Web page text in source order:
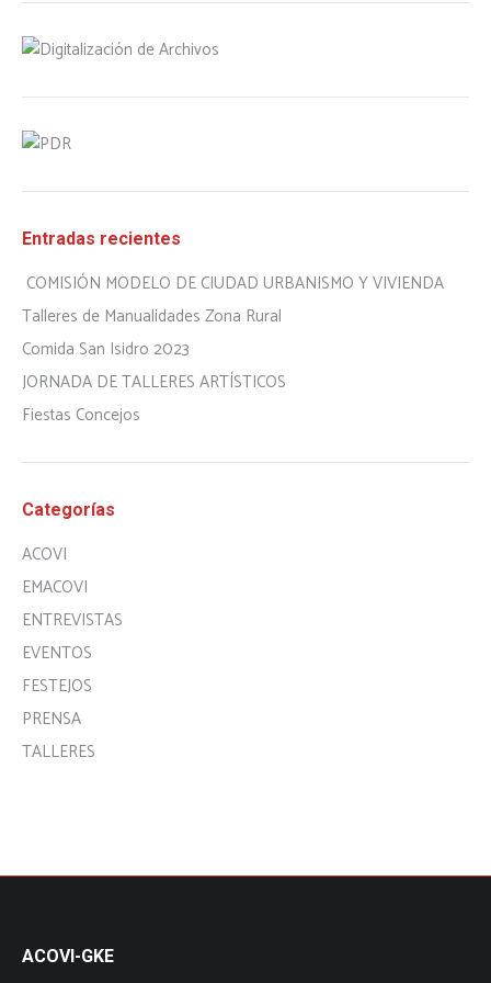
Entradas recientes
COMISIÓN MODELO DE CIUDAD URBANISMO Y VIVIENDA
Talleres de Manualidades Zona Rural
Comida San Isidro 2023
JORNADA DE TALLERES ARTÍSTICOS
Fiestas Concejos
Categorías
ACOVI
EMACOVI
ENTREVISTAS
EVENTOS
FESTEJOS
PRENSA
TALLERES
ACOVI-GKE